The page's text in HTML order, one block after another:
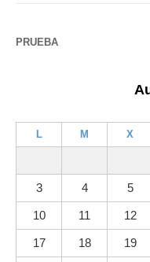
PRUEBA
L M X
3 4 5
10 11 12
17 18 19